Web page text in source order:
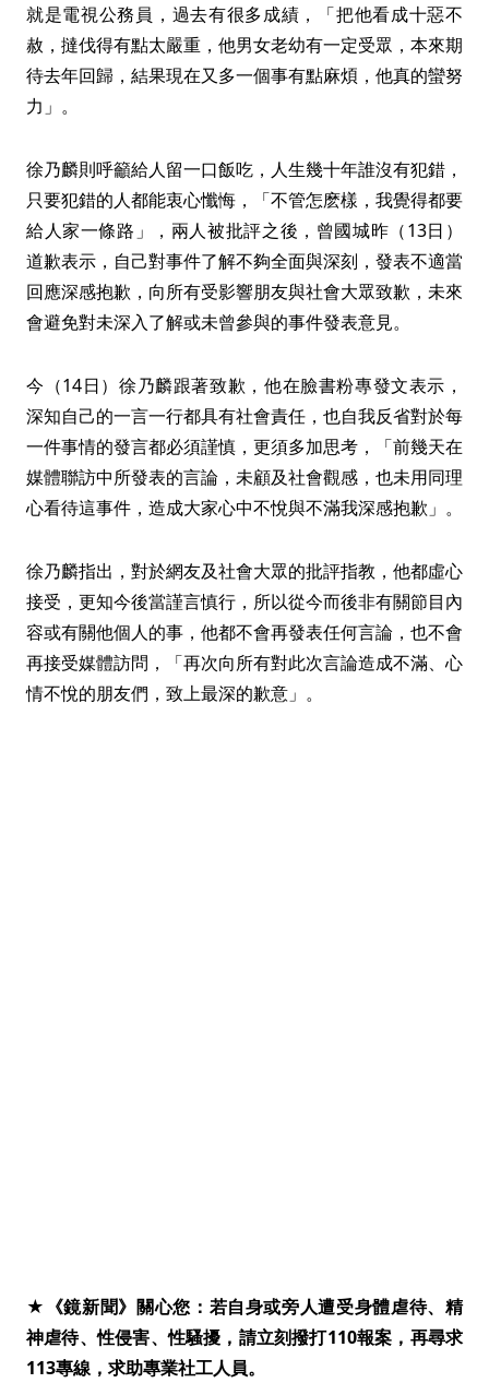
就是電視公務員，過去有很多成績，「把他看成十惡不
赦，撻伐得有點太嚴重，他男女老幼有一定受眾，本來期
待去年回歸，結果現在又多一個事有點麻煩，他真的蠻努
力」。
徐乃麟則呼籲給人留一口飯吃，人生幾十年誰沒有犯錯，
只要犯錯的人都能衷心懺悔，「不管怎麽樣，我覺得都要
給人家一條路」，兩人被批評之後，曾國城昨（13日）
道歉表示，自己對事件了解不夠全面與深刻，發表不適當
回應深感抱歉，向所有受影響朋友與社會大眾致歉，未來
會避免對未深入了解或未曾參與的事件發表意見。
今（14日）徐乃麟跟著致歉，他在臉書粉專發文表示，
深知自己的一言一行都具有社會責任，也自我反省對於每
一件事情的發言都必須謹慎，更須多加思考，「前幾天在
媒體聯訪中所發表的言論，未顧及社會觀感，也未用同理
心看待這事件，造成大家心中不悅與不滿我深感抱歉」。
徐乃麟指出，對於網友及社會大眾的批評指教，他都虛心
接受，更知今後當謹言慎行，所以從今而後非有關節目內
容或有關他個人的事，他都不會再發表任何言論，也不會
再接受媒體訪問，「再次向所有對此次言論造成不滿、心
情不悅的朋友們，致上最深的歉意」。
★《鏡新聞》關心您：若自身或旁人遭受身體虐待、精
神虐待、性侵害、性騷擾，請立刻撥打110報案，再尋求
113專線，求助專業社工人員。